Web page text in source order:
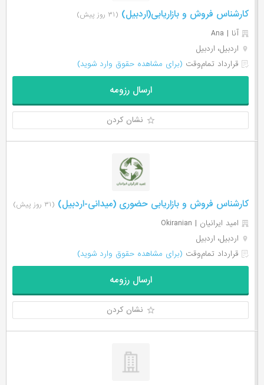
کارشناس فروش و بازاریابی(اردبیل) (۳۱ روز پیش)
آنا | Ana
اردبیل، اردبیل
قرارداد تمام‌وقت (برای مشاهده حقوق وارد شوید)
ارسال رزومه
نشان کردن
کارشناس فروش و بازاریابی حضوری (میدانی-اردبیل) (۳۱ روز پیش)
امید ایرانیان | Okiranian
اردبیل، اردبیل
قرارداد تمام‌وقت (برای مشاهده حقوق وارد شوید)
ارسال رزومه
نشان کردن